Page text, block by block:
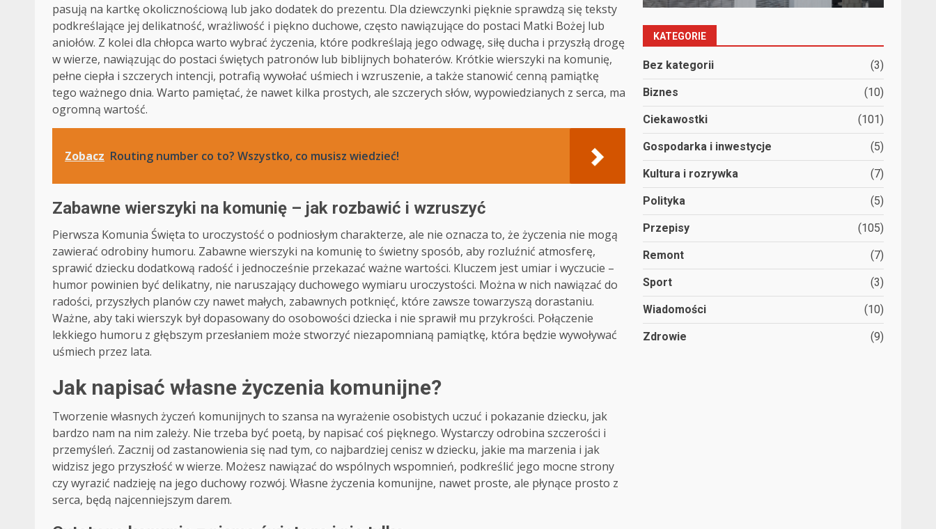
pasują na kartkę okolicznościową lub jako dodatek do prezentu. Dla dziewczynki pięknie sprawdzą się teksty
podkreślające jej delikatność, wrażliwość i piękno duchowe, często nawiązujące do postaci Matki Bożej lub
aniołów. Z kolei dla chłopca warto wybrać życzenia, które podkreślają jego odwagę, siłę ducha i przyszłą drogę
w wierze, nawiązując do postaci świętych patronów lub biblijnych bohaterów. Krótkie wierszyki na komunię,
pełne ciepła i szczerych intencji, potrafią wywołać uśmiech i wzruszenie, a także stanowić cenną pamiątkę
tego ważnego dnia. Warto pamiętać, że nawet kilka prostych, ale szczerych słów, wypowiedzianych z serca, ma
ogromną wartość.
Zobacz Routing number co to? Wszystko, co musisz wiedzieć!
Zabawne wierszyki na komunię – jak rozbawić i wzruszyć
Pierwsza Komunia Święta to uroczystość o podniosłym charakterze, ale nie oznacza to, że życzenia nie mogą
zawierać odrobiny humoru. Zabawne wierszyki na komunię to świetny sposób, aby rozluźnić atmosferę,
sprawić dziecku dodatkową radość i jednocześnie przekazać ważne wartości. Kluczem jest umiar i wyczucie –
humor powinien być delikatny, nie naruszający duchowego wymiaru uroczystości. Można w nich nawiązać do
radości, przyszłych planów czy nawet małych, zabawnych potknięć, które zawsze towarzyszą dorastaniu.
Ważne, aby taki wierszyk był dopasowany do osobowości dziecka i nie sprawił mu przykrości. Połączenie
lekkiego humoru z głębszym przesłaniem może stworzyć niezapomnianą pamiątkę, która będzie wywoływać
uśmiech przez lata.
Jak napisać własne życzenia komunijne?
Tworzenie własnych życzeń komunijnych to szansa na wyrażenie osobistych uczuć i pokazanie dziecku, jak
bardzo nam na nim zależy. Nie trzeba być poetą, by napisać coś pięknego. Wystarczy odrobina szczerości i
przemyśleń. Zacznij od zastanowienia się nad tym, co najbardziej cenisz w dziecku, jakie ma marzenia i jak
widzisz jego przyszłość w wierze. Możesz nawiązać do wspólnych wspomnień, podkreślić jego mocne strony
czy wyrazić nadzieję na jego duchowy rozwój. Własne życzenia komunijne, nawet proste, ale płynące prosto z
serca, będą najcenniejszym darem.
KATEGORIE
Bez kategorii (3)
Biznes (10)
Ciekawostki (101)
Gospodarka i inwestycje (5)
Kultura i rozrywka (7)
Polityka (5)
Przepisy (105)
Remont (7)
Sport (3)
Wiadomości (10)
Zdrowie (9)